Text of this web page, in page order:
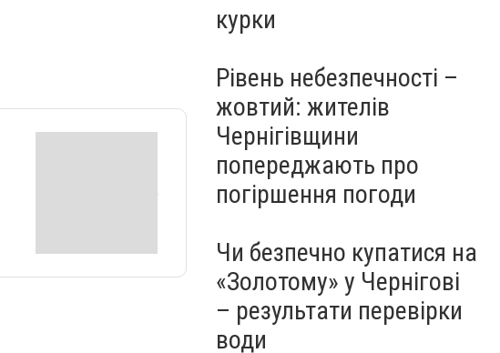
курки
Рівень небезпечності –
жовтий: жителів
Чернігівщини
попереджають про
погіршення погоди
Чи безпечно купатися на
«Золотому» у Чернігові
– результати перевірки
води